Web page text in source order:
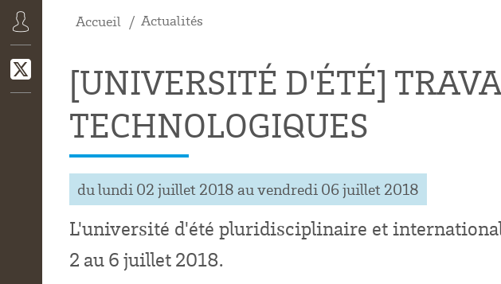
ACTUALITÉS
CONNEXION
Accueil Actualités
[UNIVERSITÉ D'ÉTÉ]
TECHNOLOGIQUES
du lundi 02 juillet 2018 au vendredi 06 juillet 2018
L'université d'été pluridisciplinaire et
2 au 6 juillet 2018.